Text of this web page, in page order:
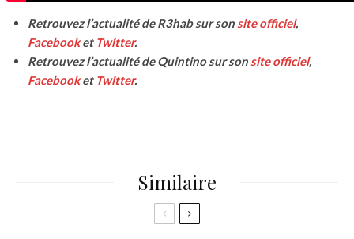
Retrouvez l’actualité de R3hab sur son site officiel,
Facebooket Twitter.
Retrouvez l’actualité de Quintino sur son site officiel,
Facebooket Twitter.
Similaire